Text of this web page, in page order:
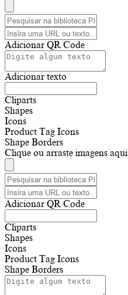
Adicionar QR Code
Adicionar texto
Cliparts
Shapes
Icons
Product Tag Icons
Shape Borders
Clique ou arraste imagens aqui
Adicionar QR Code
Cliparts
Shapes
Icons
Product Tag Icons
Shape Borders